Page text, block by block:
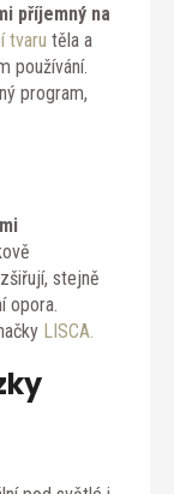
příjemný na
tvaru těla a
používání.
program,
stejně
opora.
LISCA.